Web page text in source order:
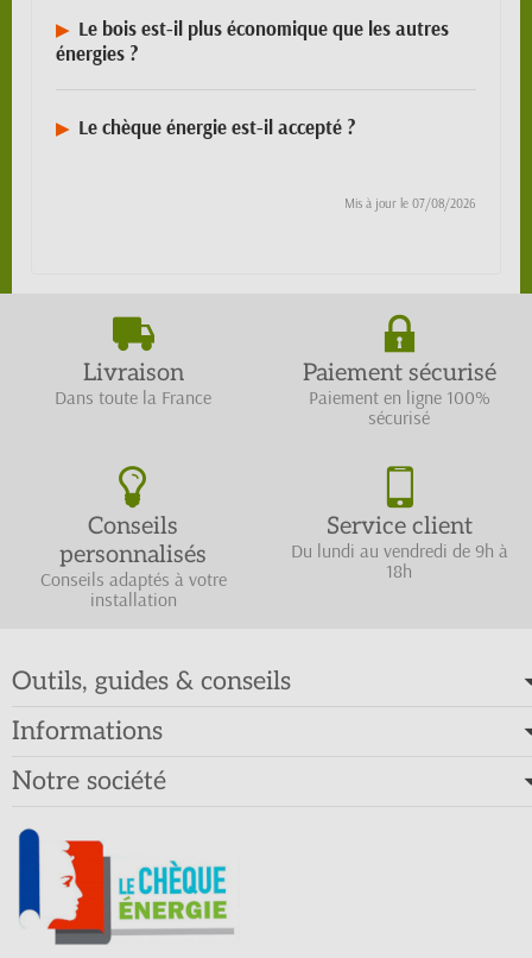
Le bois est-il plus économique que les autres
énergies ?
Le chèque énergie est-il accepté ?
Mis à jour le 07/08/2026
Livraison
Dans toute la France
Paiement sécurisé
Paiement en ligne 100%
sécurisé
Conseils
personnalisés
Conseils adaptés à votre
installation
Service client
Du lundi au vendredi de 9h à
18h
Outils, guides & conseils
Informations
Notre société